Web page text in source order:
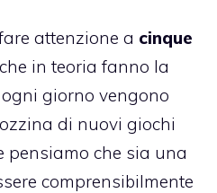
attenzione a cinque
che in teoria fanno la
giorno vengono
di nuovi giochi
pensiamo che sia una
comprensibilmente